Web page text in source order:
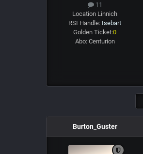
11
Location Linnich
RSI Handle: Isebart
Golden Ticket:0
Abo: Centurion
Burton_Guster